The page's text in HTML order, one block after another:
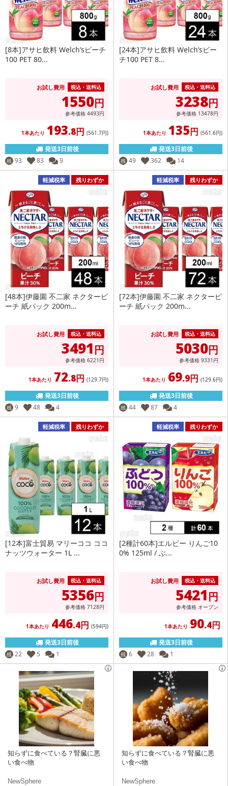
[8本]アサヒ飲料 Welch’sピーチ
100 PET 80...
お試し費用 税込・送料込
1550円
参考価格 4493円
1本あたり 193.8円 (561.7円)
発送3日前後
残 93 83 9
[24本]アサヒ飲料 Welch’sピー
チ100 PET 8...
お試し費用 税込・送料込
3238円
参考価格 13478円
1本あたり 135円 (561.6円)
発送3日前後
残 49 362 14
軽減税率 残りわずか
[48本]伊藤園 不二家 ネクターピ
ーチ 紙パック 200m...
お試し費用 税込・送料込
3491円
参考価格 6221 円
1本あたり 72.8円 (129.7円)
発送3日前後
残 9 48 4
軽減税率 残りわずか
[72本]伊藤園 不二家 ネクターピ
ーチ 紙パック 200m...
お試し費用 税込・送料込
5030円
参考価格 9331 円
1本あたり 69.9円 (129.6円)
発送3日前後
残 44 87 4
軽減税率 残りわずか
[12本]富士貿易 マリーココ ココ
ナッツウォーター 1L ...
お試し費用 税込・送料込
5356円
参考価格 7128円
1本あたり 446.4円 (594円)
発送3日前後
残 22 5 1
軽減税率 残りわずか
[2種計60本]エルビー りんご10
0% 125ml / ぶ...
お試し費用 税込・送料込
5421円
参考価格 オープン
1本あたり 90.4円
発送3日前後
残 6 28 1
知らずに食べている？腎臓に悪
い食べ物
NewSphere
知らずに食べている？腎臓に悪
い食べ物
NewSphere